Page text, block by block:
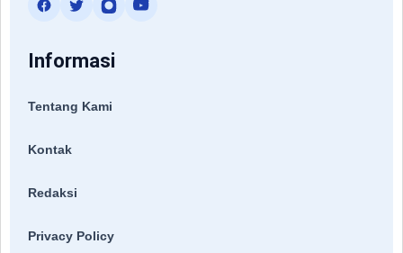
Informasi
Tentang Kami
Kontak
Redaksi
Privacy Policy